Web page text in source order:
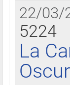
22/03/
5224
La